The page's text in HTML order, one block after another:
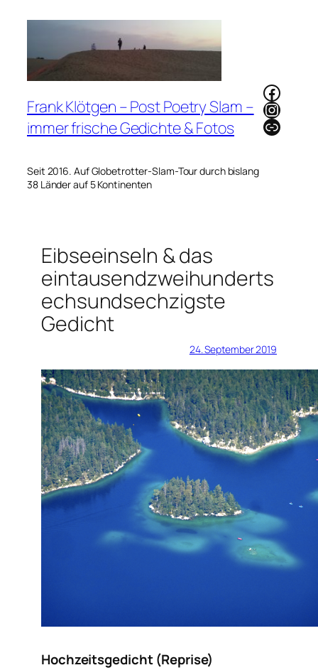
Frank Klötgen – Post Poetry Slam –
immer frische Gedichte & Fotos
Seit 2016. Auf Globetrotter-Slam-Tour durch bislang
38 Länder auf 5 Kontinenten
Link
Eibseeinseln & das
eintausendzweihunderts
echsundsechzigste
Gedicht
24. September 2019
Hochzeitsgedicht (Reprise)